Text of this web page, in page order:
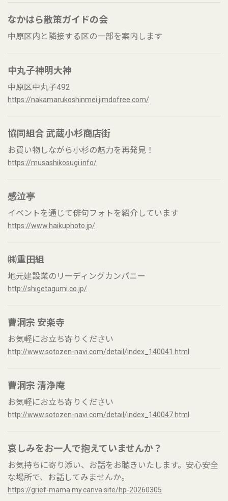
なかはら散策ガイドの会
中原区内と隣接する区の一部を案内します
中丸子神明大神
中原区中丸子492
https://nakamarukoshinmei.jimdofree.com/
協同組合 武蔵小杉商店街
お買い物しながら小杉の魅力を再発見！
https://musashikosugi.info/
感泣亭
イベントを通じて俳句フォトを紹介しています
https://www.haikuphoto.jp/
㈱重田組
地元建設業のリーディングカンパニー
http://shigetagumi.co.jp/
曹洞宗 安楽寺
お気軽にお立ち寄りください
http://www.sotozen-navi.com/detail/index_140041.html
曹洞宗 清浄庵
お気軽にお立ち寄りください
http://www.sotozen-navi.com/detail/index_140047.html
哀しみをお一人で抱えていませんか？
お気持ちに寄り添い、お話をお聴きいたします。安心安全
な場所で、お話してみませんか。
https://grief-mama.my.canva.site/hp-20260305